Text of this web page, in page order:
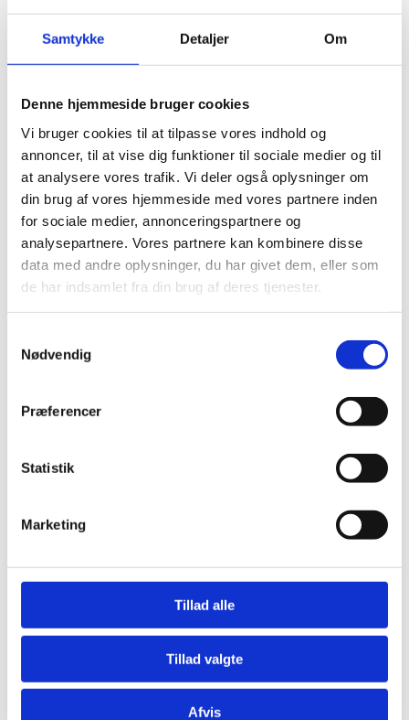
Samtykke Detaljer Om
Denne hjemmeside bruger cookies
Vi bruger cookies til at tilpasse vores indhold og
annoncer, til at vise dig funktioner til sociale medier og til
at analysere vores trafik. Vi deler også oplysninger om
din brug af vores hjemmeside med vores partnere inden
for sociale medier, annonceringspartnere og
analysepartnere. Vores partnere kan kombinere disse
data med andre oplysninger, du har givet dem, eller som
de har indsamlet fra din brug af deres tjenester.
Nødvendig
Præferencer
Statistik
Marketing
Tillad alle
Tillad valgte
Afvis
Det formelle – eller institutionaliserede - nordiske
samarbejde foregår dels inden for rammerne af
Nordisk Råd, som er parlamentarikersamarbejdet,
regeringer samarbejder. Samarbejdet omfatter de
otte nordiske lande. Det juridiske grundlag for
samarbejdet er Helsingforsaftalen, der trådte i kraft 1.
juli 1962 og siden er revideret flere gange.
Nordisk Ministerråd – det nordiske
regeringssamarbejde
Nordisk Ministerråd blev etableret i 1971. Det er et
eksempel på et klassisk mellemstatsligt samarbejde,
medlemslandene. Formandskabet for
gangen og assisteres af generalsekretæren og et
sekretariat, der har til huse i København.
Nordisk Ministerråds sekretariat faciliterer
samarbejdet mellem de nordiske regeringers ledende
organer. Under ministerrådets budget støttes en
række projekter og programmer inden for områder,
hvor Nordens borgere frit kan arbejde, bo og drive
nordiske statsministres 2030 vision for Norden, har
således fokus på at skabe den mest
konkurrencedygtige, socialt bæredygtige og grønne